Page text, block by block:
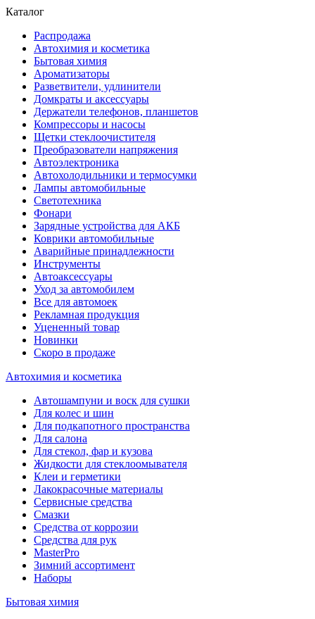
Каталог
Распродажа
Автохимия и косметика
Бытовая химия
Ароматизаторы
Разветвители, удлинители
Домкраты и аксессуары
Держатели телефонов, планшетов
Компрессоры и насосы
Щетки стеклоочистителя
Преобразователи напряжения
Автоэлектроника
Автохолодильники и термосумки
Лампы автомобильные
Светотехника
Фонари
Зарядные устройства для АКБ
Коврики автомобильные
Аварийные принадлежности
Инструменты
Автоаксессуары
Уход за автомобилем
Все для автомоек
Рекламная продукция
Уцененный товар
Новинки
Скоро в продаже
Автохимия и косметика
Автошампуни и воск для сушки
Для колес и шин
Для подкапотного пространства
Для салона
Для стекол, фар и кузова
Жидкости для стеклоомывателя
Клеи и герметики
Лакокрасочные материалы
Сервисные средства
Смазки
Средства от коррозии
Средства для рук
MasterPro
Зимний ассортимент
Наборы
Бытовая химия